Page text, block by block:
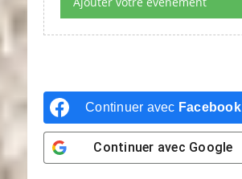
Continuer avec Facebook
Continuer avec Google